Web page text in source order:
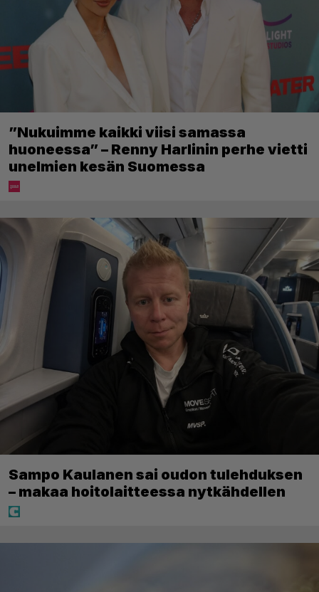
”Nukuimme kaikki viisi samassa
huoneessa” – Renny Harlinin perhe vietti
unelmien kesän Suomessa
Sampo Kaulanen sai oudon tulehduksen
– makaa hoitolaitteessa nytkähdellen